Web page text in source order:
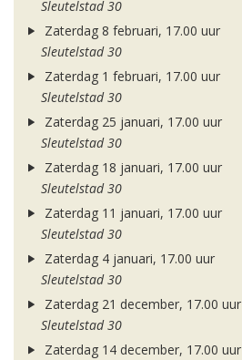
Sleutelstad 30
Zaterdag 8 februari, 17.00 uur
Sleutelstad 30
Zaterdag 1 februari, 17.00 uur
Sleutelstad 30
Zaterdag 25 januari, 17.00 uur
Sleutelstad 30
Zaterdag 18 januari, 17.00 uur
Sleutelstad 30
Zaterdag 11 januari, 17.00 uur
Sleutelstad 30
Zaterdag 4 januari, 17.00 uur
Sleutelstad 30
Zaterdag 21 december, 17.00 uur
Sleutelstad 30
Zaterdag 14 december, 17.00 uur